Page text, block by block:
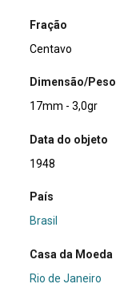
Fração
Centavo
Dimensão/Peso
17mm - 3,0gr
Data do objeto
1948
País
Brasil
Casa da Moeda
Rio de Janeiro